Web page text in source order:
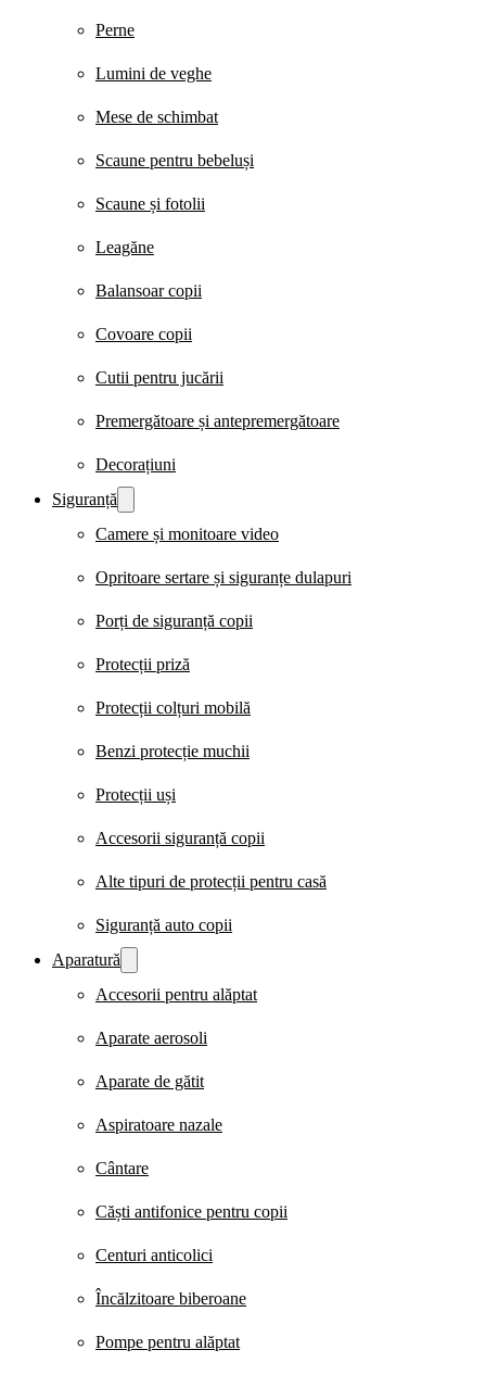
Perne
Lumini de veghe
Mese de schimbat
Scaune pentru bebeluși
Scaune și fotolii
Leagăne
Balansoar copii
Covoare copii
Cutii pentru jucării
Premergătoare și antepremergătoare
Decorațiuni
Siguranță
Camere și monitoare video
Opritoare sertare și siguranțe dulapuri
Porți de siguranță copii
Protecții priză
Protecții colțuri mobilă
Benzi protecție muchii
Protecții uși
Accesorii siguranță copii
Alte tipuri de protecții pentru casă
Siguranță auto copii
Aparatură
Accesorii pentru alăptat
Aparate aerosoli
Aparate de gătit
Aspiratoare nazale
Cântare
Căști antifonice pentru copii
Centuri anticolici
Încălzitoare biberoane
Pompe pentru alăptat